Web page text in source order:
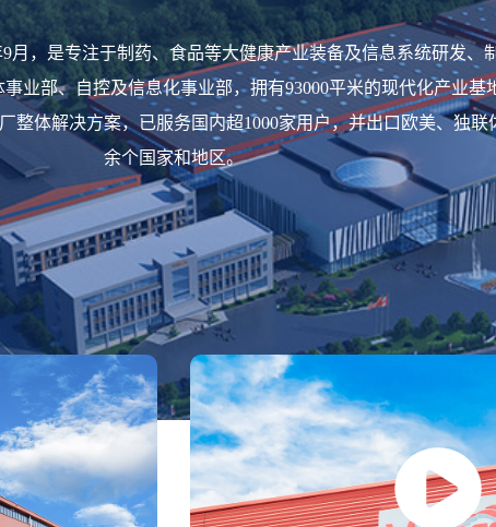
月，是专注于制药、食品等大健康产业装备及信息系统研发、
业部、自控及信息化事业部，拥有93000平米的现代化产业基
整体解决方案，已服务国内超1000家用户，并出口欧美、独联
余个国家和地区。